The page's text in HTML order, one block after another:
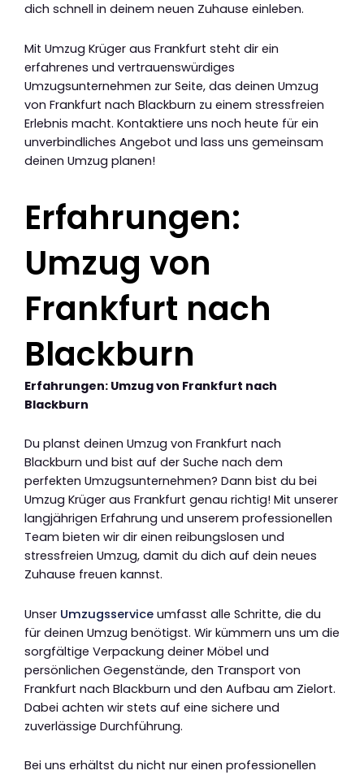
dich schnell in deinem neuen Zuhause einleben.
Mit Umzug Krüger aus Frankfurt steht dir ein
erfahrenes und vertrauenswürdiges
Umzugsunternehmen zur Seite, das deinen Umzug
von Frankfurt nach Blackburn zu einem stressfreien
Erlebnis macht. Kontaktiere uns noch heute für ein
unverbindliches Angebot und lass uns gemeinsam
deinen Umzug planen!
Erfahrungen:
Umzug von
Frankfurt nach
Blackburn
Erfahrungen: Umzug von Frankfurt nach
Blackburn
Du planst deinen Umzug von Frankfurt nach
Blackburn und bist auf der Suche nach dem
perfekten Umzugsunternehmen? Dann bist du bei
Umzug Krüger aus Frankfurt genau richtig! Mit unserer
langjährigen Erfahrung und unserem professionellen
Team bieten wir dir einen reibungslosen und
stressfreien Umzug, damit du dich auf dein neues
Zuhause freuen kannst.
Unser Umzugsservice umfasst alle Schritte, die du
für deinen Umzug benötigst. Wir kümmern uns um die
sorgfältige Verpackung deiner Möbel und
persönlichen Gegenstände, den Transport von
Frankfurt nach Blackburn und den Aufbau am Zielort.
Dabei achten wir stets auf eine sichere und
zuverlässige Durchführung.
Bei uns erhältst du nicht nur einen professionellen